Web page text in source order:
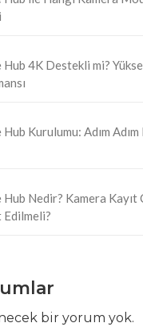
Hub 4K Destekli mi?
Kurulumu: Adım
Nedir? Kamera Kayıt
bir yorum yok.